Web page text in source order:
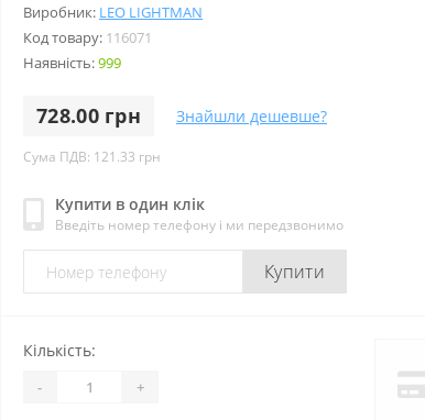
Виробник: LEO LIGHTMAN
Код товару: 116071
Наявність:999
728.00 грн Знайшли дешевше?
Сума ПДВ: 121.33 грн
Купити в один клік
Введіть номер телефону і ми передзвонимо
Купити
Кількість:
- +